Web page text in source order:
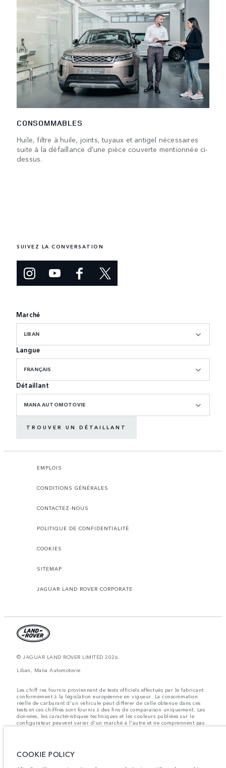
CONSOMMABLES
Huile, filtre à huile, joints, tuyaux et antigel nécessaires
suite à la défaillance d'une pièce couverte mentionnée ci-
dessus.
SUIVEZ LA CONVERSATION
Marché
LIBAN
Langue
FRANÇAIS
Détaillant
MANA AUTOMOTOVIE
TROUVER UN DÉTAILLANT
EMPLOIS
CONDITIONS GÉNÉRALES
CONTACTEZ-NOUS
POLITIQUE DE CONFIDENTIALITÉ
COOKIES
SITEMAP
JAGUAR LAND ROVER CORPORATE
© JAGUAR LAND ROVER LIMITED 2026.
Liban, Mana Automotovie
Les chiff res fournis proviennent de tests officiels effectués par le fabricant
conformément å la législation européenne en vigueur. La consommation
réelle de carburant d'un véhicule peut différer de celle obtenue dans ces
tests et ces chiffres sont fournis å des fins de comparaison uniquement. Les
données, les caractéristiques techniques et les couleurs publiées sur le
configurateur peuvent varier d'un marché à l'autre et ne comprennent pas
de prix. Veuillez consulter votre concessionnaire pour des informations sur
Les accessoires et autres éléments montés après le point de fabrication
COOKIE POLICY